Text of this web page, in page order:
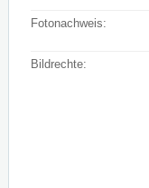
Fotonachweis:
Bildrechte: